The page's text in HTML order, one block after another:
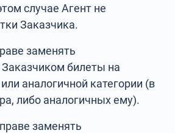
случае Агент не
Заказчика.
заменять
билеты на
аналогичной категории (в
либо аналогичных ему).
заменять